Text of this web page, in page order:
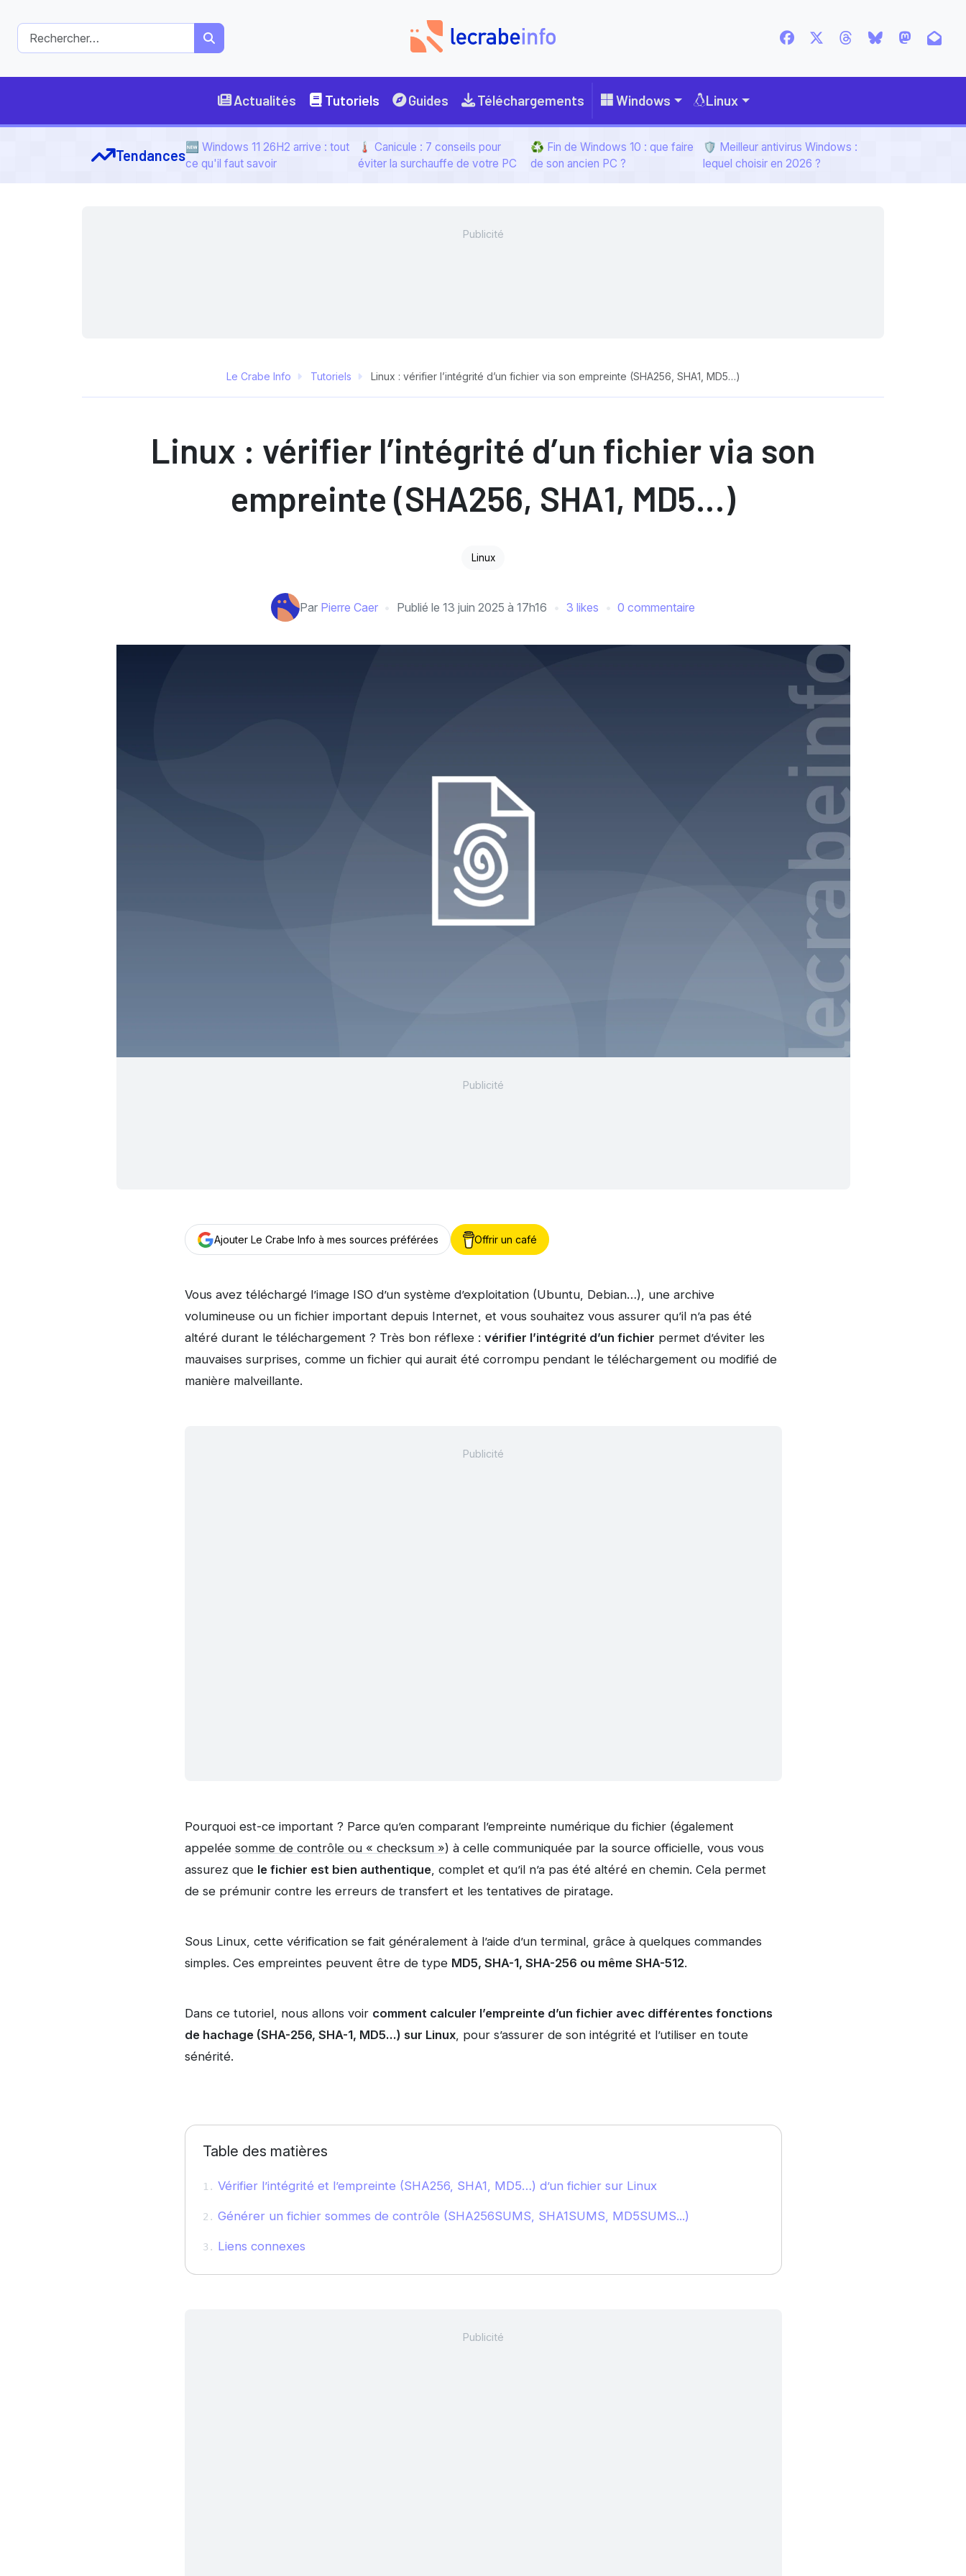
Actualités Tutoriels Guides Téléchargements Windows Linux
Tendances🆕 Windows 11 26H2 arrive : tout
ce qu'il faut savoir
🌡️ Canicule : 7 conseils pour
éviter la surchauffe de votre PC
♻️ Fin de Windows 10 : que faire
de son ancien PC ?
🛡️ Meilleur antivirus Windows :
lequel choisir en 2026 ?
Le Crabe Info Tutoriels Linux : vérifier l’intégrité d’un fichier via son empreinte (SHA256, SHA1, MD5…)
Linux : vérifier l’intégrité d’un fichier via son
empreinte (SHA256, SHA1, MD5…)
Linux
Par Pierre Caer Publié le13 juin 2025 à 17h16 3 likes 0 commentaire
Ajouter Le Crabe Info à mes sources préférées Offrir un café
Vous avez téléchargé l’image ISO d’un système d’exploitation (Ubuntu, Debian…), une archive
volumineuse ou un fichier important depuis Internet, et vous souhaitez vous assurer qu’il n’a pas été
altéré durant le téléchargement ? Très bon réflexe : vérifier l’intégrité d’un fichier permet d’éviter les
mauvaises surprises, comme un fichier qui aurait été corrompu pendant le téléchargement ou modifié de
manière malveillante.
Pourquoi est-ce important ? Parce qu’en comparant l’empreinte numérique du fichier (également
appelée somme de contrôle ou « checksum ») à celle communiquée par la source officielle, vous vous
assurez que le fichier est bien authentique, complet et qu’il n’a pas été altéré en chemin. Cela permet
de se prémunir contre les erreurs de transfert et les tentatives de piratage.
Sous Linux, cette vérification se fait généralement à l’aide d’un terminal, grâce à quelques commandes
simples. Ces empreintes peuvent être de type MD5, SHA-1, SHA-256 ou même SHA-512.
Dans ce tutoriel, nous allons voir comment calculer l’empreinte d’un fichier avec différentes fonctions
de hachage (SHA-256, SHA-1, MD5…) sur Linux, pour s’assurer de son intégrité et l’utiliser en toute
sénérité.
Table des matières
Vérifier l’intégrité et l’empreinte (SHA256, SHA1, MD5…) d’un fichier sur Linux
Générer un fichier sommes de contrôle (SHA256SUMS, SHA1SUMS, MD5SUMS...)
Liens connexes